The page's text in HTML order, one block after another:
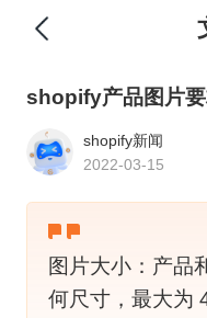
shopify产品图片要
shopify新闻
2022-03-15
图片大小：产品
何尺寸，最大为